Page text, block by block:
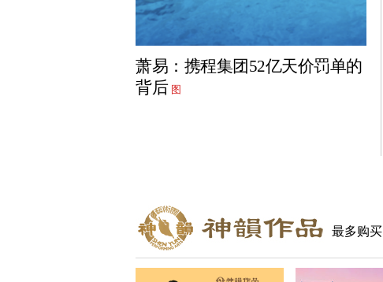
萧易：携程集团52亿天价罚单的
背后 图
最多购买